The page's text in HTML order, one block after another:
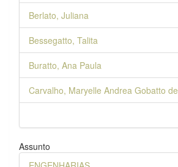
Berlato, Juliana
Bessegatto, Talita
Buratto, Ana Paula
Carvalho, Maryelle Andrea Gobatto de
Assunto